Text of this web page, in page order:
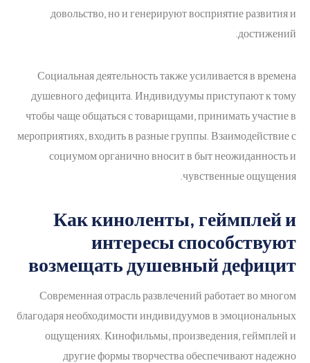
довольство, но и генерируют восприятие развития и
достижений.
Социальная деятельность также усиливается в времена
душевного дефицита. Индивидуумы приступают к тому
чтобы чаще общаться с товарищами, принимать участие в
мероприятиях, входить в разные группы. Взаимодействие с
социумом органично вносит в быт неожиданность и
чувственные ощущения.
Как киноленты, геймплей и
интересы способствуют
возмещать душевный дефицит
Современная отрасль развлечений работает во многом
благодаря необходимости индивидуумов в эмоциональных
ощущениях. Кинофильмы, произведения, геймплей и
другие формы творчества обеспечивают надежно